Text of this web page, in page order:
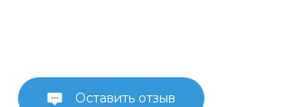
Оставить отзыв